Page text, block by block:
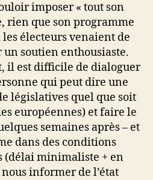
imposer « tout son
rien que son programme
les électeurs venaient de
soutien enthousiaste.
il est difficile de dialoguer
qui peut dire une
législatives quel que soit
européennes) et faire le
semaines après – et
dans des conditions
(délai minimaliste + en
informer de l’état